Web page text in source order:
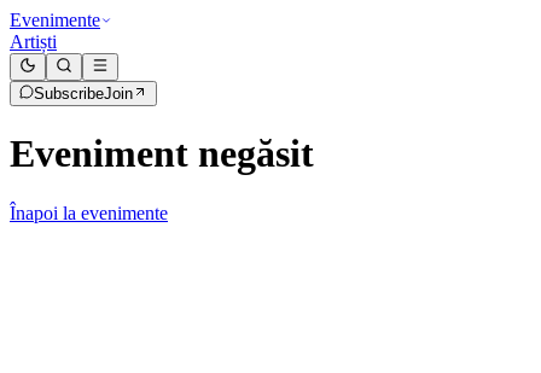
Evenimente
Artiști
SubscribeJoin
Eveniment negăsit
Înapoi la evenimente